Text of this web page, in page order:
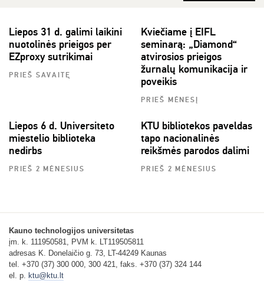
Liepos 31 d. galimi laikini
nuotolinės prieigos per
EZproxy sutrikimai
PRIEŠ SAVAITĘ
Kviečiame į EIFL
seminarą: „Diamond“
atvirosios prieigos
žurnalų komunikacija ir
poveikis
PRIEŠ MĖNESĮ
Liepos 6 d. Universiteto
miestelio biblioteka
nedirbs
PRIEŠ 2 MĖNESIUS
KTU bibliotekos paveldas
tapo nacionalinės
reikšmės parodos dalimi
PRIEŠ 2 MĖNESIUS
Kauno technologijos universitetas
įm. k. 111950581, PVM k. LT119505811
adresas K. Donelaičio g. 73, LT-44249 Kaunas
tel. +370 (37) 300 000, 300 421, faks. +370 (37) 324 144
el. p. ktu@ktu.lt